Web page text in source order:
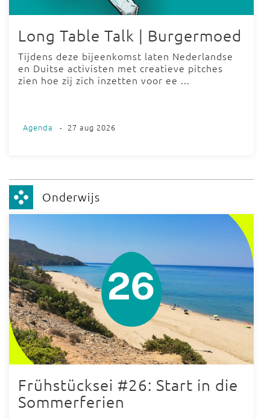
Long Table Talk | Burgermoed
Tijdens deze bijeenkomst laten Nederlandse
en Duitse activisten met creatieve pitches
zien hoe zij zich inzetten voor ee ...
Agenda - 27 aug 2026
Onderwijs
Frühstücksei #26: Start in die
Sommerferien